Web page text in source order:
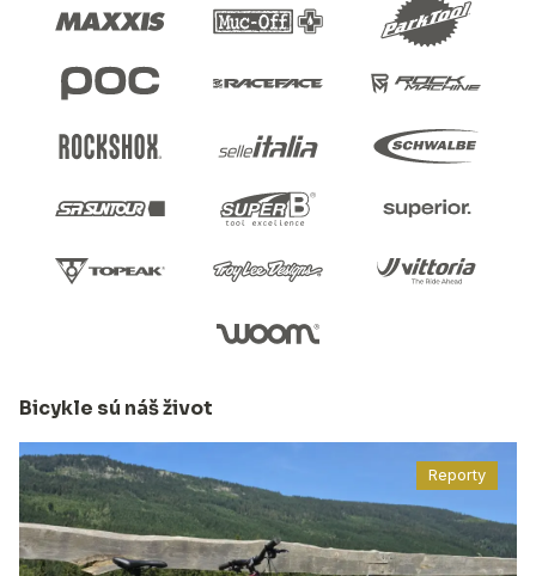
Bicykle sú náš život
Reporty